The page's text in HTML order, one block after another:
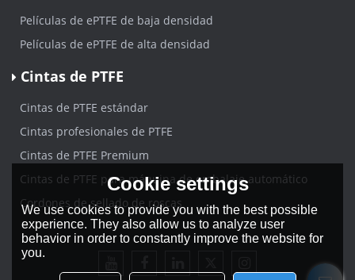
Películas de ePTFE de baja densidad
Películas de ePTFE de alta densidad
Cintas de PTFE
Cintas de PTFE estándar
Cintas profesionales de PTFE
Cintas de PTFE Premium
Cintas de PTFE para máquina de embalaje automático
Cordones de sellado de roscas
Cookie settings
We use cookies to provide you with the best possible
experience. They also allow us to analyze user
behavior in order to constantly improve the website for
you.